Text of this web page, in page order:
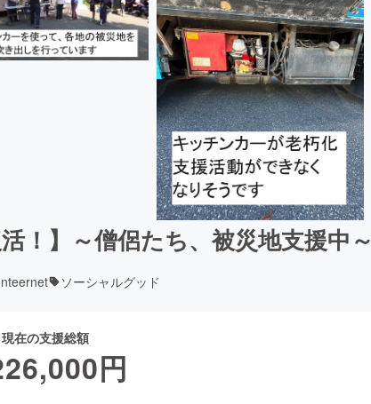
！】～僧侶たち、被災地支援中～
ソーシャルグッド
現在の支援総額
円